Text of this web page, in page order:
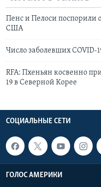
Пенс и Пелоси поспорили
США
Число заболевших COVID-
RFA: Пхеньян косвенно
19 в Северной Корее
СОЦИАЛЬНЫЕ СЕТИ
ГОЛОС АМЕРИКИ